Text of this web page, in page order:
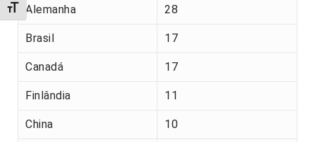
Alternar tamanho da fonte
Alemanha 28
Brasil 17
Canadá 17
Finlândia 11
China 10